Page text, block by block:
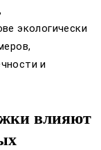
экологически
и
влияют